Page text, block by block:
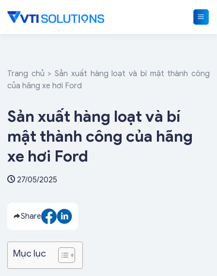
Trang chủ >Sản xuất hàng loạt và bí mật thành công
của hãng xe hơi Ford
Sản xuất hàng loạt và bí
mật thành công của hãng
xe hơi Ford
27/05/2025
Share
Mục lục